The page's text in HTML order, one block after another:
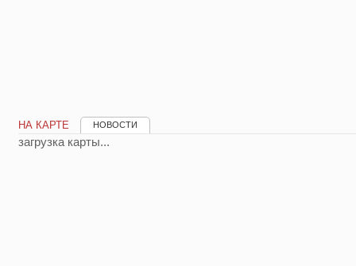
НА КАРТЕ НОВОСТИ
загрузка карты...